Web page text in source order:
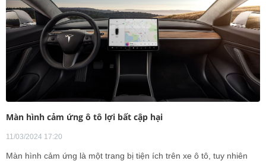
Màn hình cảm ứng ô tô lợi bất cập hại
11/03/2024 17:20
Màn hình cảm ứng là một trang bị tiện ích trên xe ô tô, tuy nhiên